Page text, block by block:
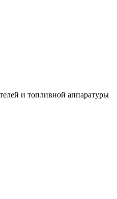
и топливной аппаратуры